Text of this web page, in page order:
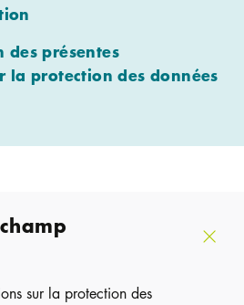
présentes
la protection des données
sur la protection des